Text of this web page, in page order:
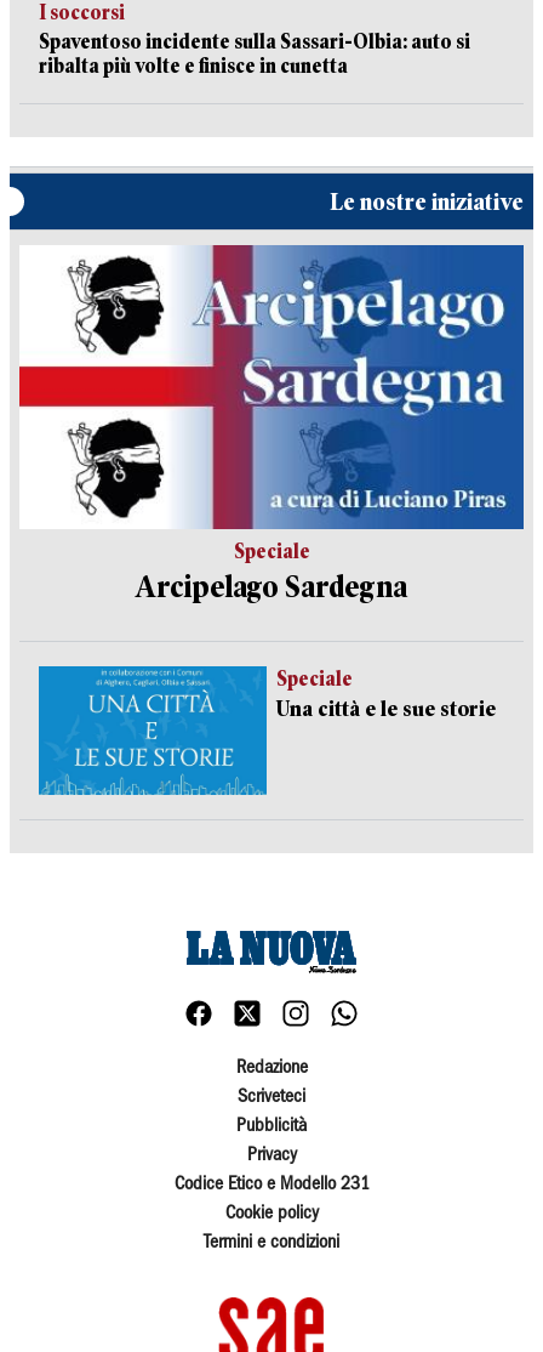
I soccorsi
Spaventoso incidente sulla Sassari-Olbia: auto si
ribalta più volte e finisce in cunetta
Le nostre iniziative
Speciale
Arcipelago Sardegna
Speciale
Una città e le sue storie
Redazione
Scriveteci
Pubblicità
Privacy
Codice Etico e Modello 231
Cookie policy
Termini e condizioni